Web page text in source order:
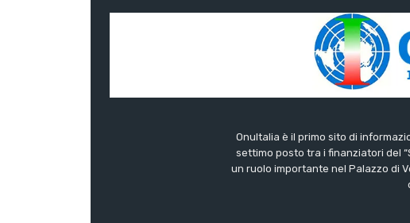
OnuItalia è il primo sito di
settimo posto tra i finanziatori del
un ruolo importante nel Palazzo di